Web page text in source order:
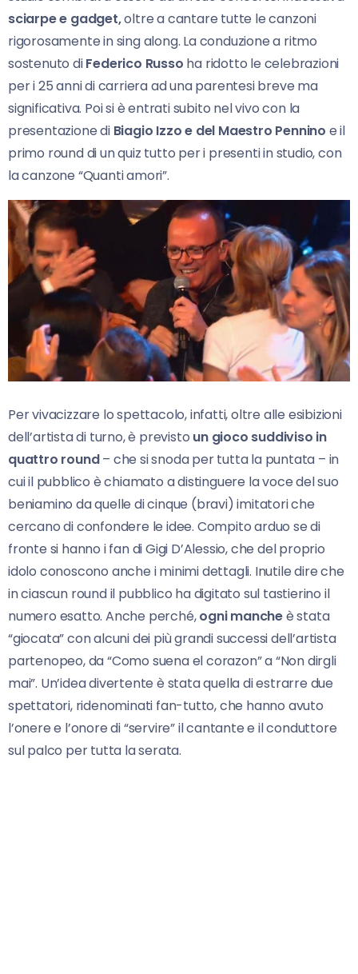
sciarpe e gadget,oltre a cantare tutte le canzoni
rigorosamente in sing along. La conduzione a ritmo
sostenuto diFederico Russo ha ridotto le celebrazioni
per i 25 anni di carriera ad una parentesi breve ma
significativa. Poi si è entrati subito nel vivo con la
presentazione di Biagio Izzo e del Maestro Pennino e il
primo round di un quiz tutto per i presenti in studio, con
la canzone “Quanti amori”.
Per vivacizzare lo spettacolo, infatti, oltre alle esibizioni
dell’artista di turno, è previsto un gioco suddiviso in
quattro round– che si snoda per tutta la puntata – in
cui il pubblico è chiamato a distinguere la voce del suo
beniamino da quelle di cinque (bravi) imitatori che
cercano di confondere le idee. Compito arduo se di
fronte si hanno i fan di Gigi D’Alessio, che del proprio
idolo conoscono anche i minimi dettagli. Inutile dire che
in ciascun round il pubblico ha digitato sul tastierino il
numero esatto. Anche perché,ogni mancheè stata
“giocata” con alcuni dei più grandi successi dell’artista
partenopeo, da “Como suena el corazon” a “Non dirgli
mai”. Un’idea divertente è stata quella di estrarre due
spettatori, ridenominati fan-tutto, che hanno avuto
l’onere e l’onore di “servire” il cantante e il conduttore
sul palco per tutta la serata.